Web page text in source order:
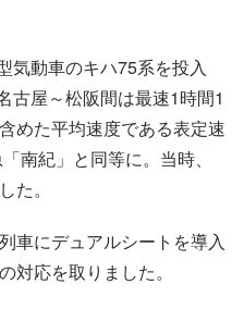
気動車のキハ75系を投入
古屋～松阪間は最速1時間1
めた平均速度である表定速
南紀」と同等に。当時、
た。
車にデュアルシートを導入
対応を取りました。